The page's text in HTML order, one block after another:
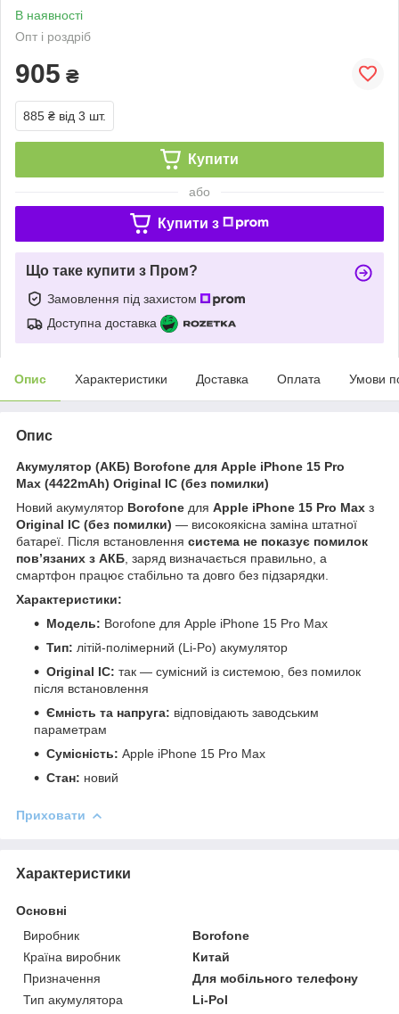
В наявності
Опт і роздріб
905 ₴
885 ₴ від 3 шт.
Купити
або
Купити з
Що таке купити з Пром?
Замовлення під захистом
Доступна доставка
Опис Характеристики Доставка Оплата Умови
Опис
Акумулятор (АКБ) Borofone для Apple iPhone 15 Pro
Max (4422mAh) Original IC (без помилки)
Новий акумулятор Borofone для Apple iPhone 15 Pro Max з
Original IC (без помилки) — високоякісна заміна штатної
батареї. Після встановлення система не показує помилок
пов’язаних з АКБ , заряд визначається правильно, а
смартфон працює стабільно та довго без підзарядки.
Характеристики:
Модель: Borofone для Apple iPhone 15 Pro Max
Тип: літій-полімерний (Li-Po) акумулятор
Original IC: так — сумісний із системою, без помилок
після встановлення
Ємність та напруга: відповідають заводським
параметрам
Сумісність: Apple iPhone 15 Pro Max
Стан: новий
Приховати
Характеристики
Основні
Виробник
Borofone
Країна виробник
Китай
Призначення
Для мобільного телефону
Тип акумулятора
Li-Pol